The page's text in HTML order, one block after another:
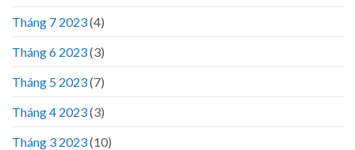
Tháng 7 2023(4)
Tháng 6 2023(3)
Tháng 5 2023(7)
Tháng 4 2023(3)
Tháng 3 2023(10)